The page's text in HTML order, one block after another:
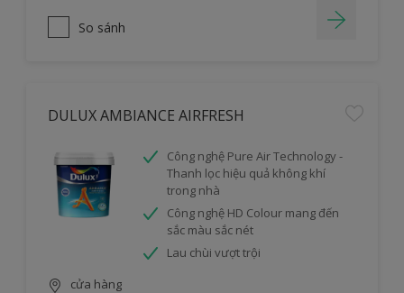
So sánh
DULUX AMBIANCE AIRFRESH
Công nghệ Pure Air Technology -
Thanh lọc hiệu quả không khí
trong nhà
Công nghệ HD Colour mang đến
sắc màu sắc nét
Lau chùi vượt trội
cửa hàng